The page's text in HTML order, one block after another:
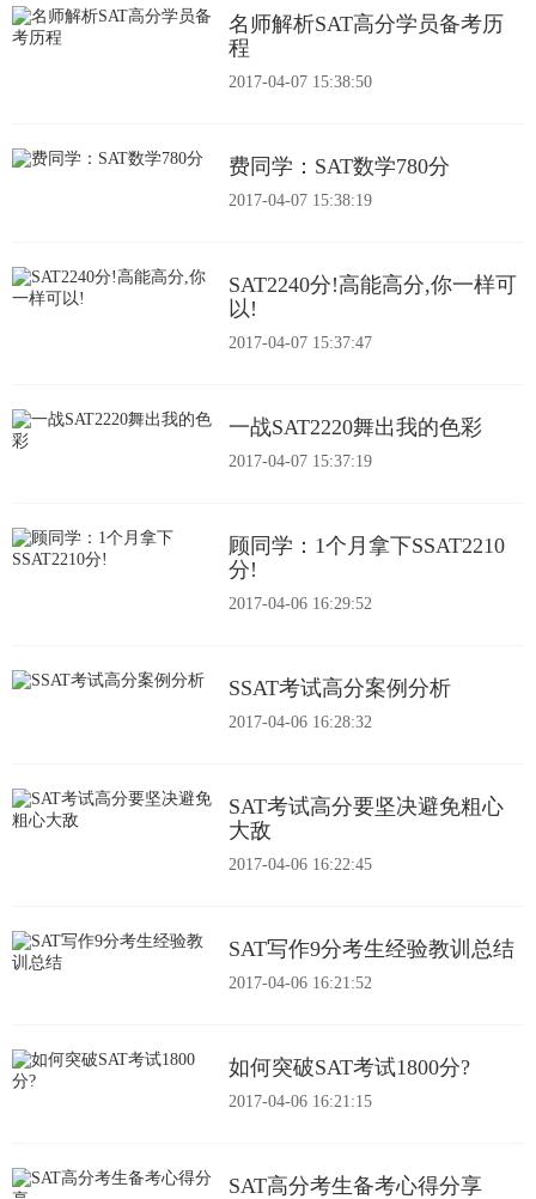
名师解析SAT高分学员备考历
程
2017-04-07 15:38:50
费同学：SAT数学780分
2017-04-07 15:38:19
SAT2240分!高能高分,你一样可
以!
2017-04-07 15:37:47
一战SAT2220舞出我的色彩
2017-04-07 15:37:19
顾同学：1个月拿下SSAT2210
分!
2017-04-06 16:29:52
SSAT考试高分案例分析
2017-04-06 16:28:32
SAT考试高分要坚决避免粗心
大敌
2017-04-06 16:22:45
SAT写作9分考生经验教训总结
2017-04-06 16:21:52
如何突破SAT考试1800分?
2017-04-06 16:21:15
SAT高分考生备考心得分享